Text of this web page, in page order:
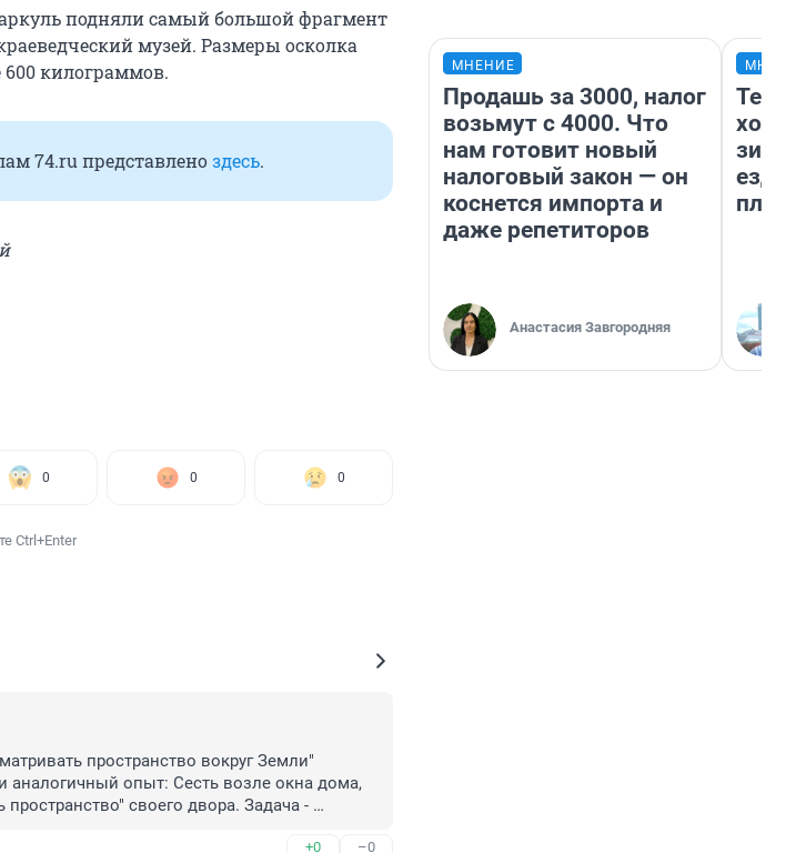
подняли самый большой фрагмент
музей. Размеры осколка
600 килограммов.
74.ru представленоздесь.
0 0 0
Ctrl+Enter
пространство вокруг Земли"
опыт: Сесть возле окна дома,
своего двора. Задача -
+0 –0
МНЕНИЕ
Продашь за 3000, налог
возьмут с 4000. Что
нам готовит новый
налоговый закон — он
коснется импорта и
даже репетиторов
Анастасия Завгородняя
ездит